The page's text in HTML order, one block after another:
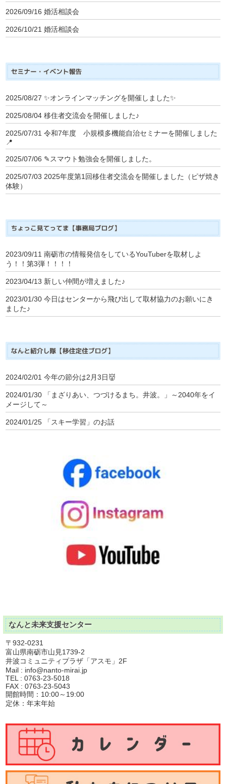
2026/09/16婚活相談会
2026/10/21婚活相談会
2025/08/27✨オンラインマッチングを開催しました✨
2025/08/04移住者交流会を開催しました♪
2025/07/31令和7年度 小規模多機能自治セミナーを開催しました
📍
2025/07/06 ✎スマウト勉強会を開催しました。
2025/07/03 2025年度第1回移住者交流会を開催しました（ピザ焼き
体験）
2023/09/11南砺市の情報発信をしているYouTuberを取材しよ
う！！第3弾！！！！
2023/04/13 新しい仲間が増えました♪
2023/01/30今日はセンターから飛び出して取材協力のお願いにき
ました♪
2024/02/01今年の節分は2月3日👹
2024/01/30
「まざりあい、つづけるまち。井波。」～2040年をイ
メージして～
2024/01/25 「スキー学習」のお話
なんと未来支援センター
〒932-0231
富山県南砺市山見1739-2
井波コミュニティプラザ「アスモ」2F
Mail : info@nanto-mirai.jp
TEL : 0763-23-5018
FAX : 0763-23-5043
開館時間：10:00～19:00
定休：年末年始